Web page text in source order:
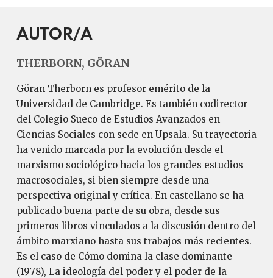
AUTOR/A
THERBORN, GÖRAN
Göran Therborn es profesor emérito de la
Universidad de Cambridge. Es también codirector
del Colegio Sueco de Estudios Avanzados en
Ciencias Sociales con sede en Upsala. Su trayectoria
ha venido marcada por la evolución desde el
marxismo sociológico hacia los grandes estudios
macrosociales, si bien siempre desde una
perspectiva original y crítica. En castellano se ha
publicado buena parte de su obra, desde sus
primeros libros vinculados a la discusión dentro del
ámbito marxiano hasta sus trabajos más recientes.
Es el caso de Cómo domina la clase dominante
(1978), La ideología del poder y el poder de la